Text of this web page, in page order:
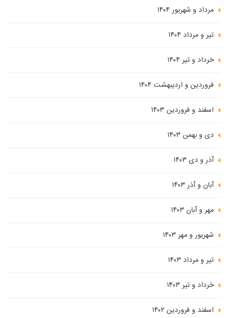
مرداد و شهریور ۱۴۰۴
تیر و مرداد ۱۴۰۴
خرداد و تیر ۱۴۰۴
فروردین و اردیبهشت ۱۴۰۴
اسفند و فروردین ۱۴۰۳
دی و بهمن ۱۴۰۳
آذر و دی ۱۴۰۳
آبان و آذر ۱۴۰۳
مهر و آبان ۱۴۰۳
شهریور و مهر ۱۴۰۳
تیر و مرداد ۱۴۰۳
خرداد و تیر ۱۴۰۳
اسفند و فروردین ۱۴۰۲